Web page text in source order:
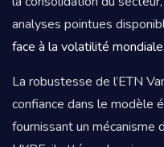
analyses pointues
face à la volatilité mondiale.
La robustesse de l’ETN
confiance dans le modèle
fournissant un mécanisme